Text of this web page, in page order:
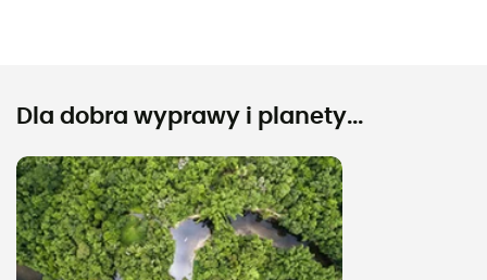
Dla dobra wyprawy i planety...